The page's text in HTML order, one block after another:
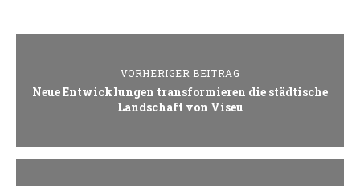
VORHERIGER BEITRAG
Neue Entwicklungen transformieren die städtische
Landschaft von Viseu